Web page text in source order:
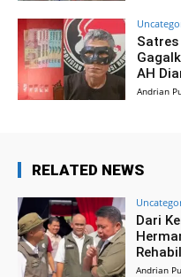
AH
Andrian
RELATED NEWS
Dari
Andrian